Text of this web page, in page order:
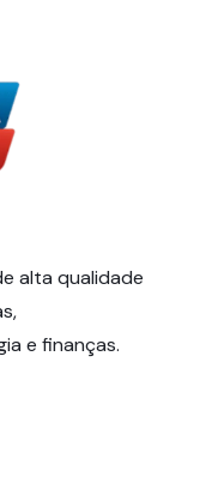
alta qualidade
e finanças.